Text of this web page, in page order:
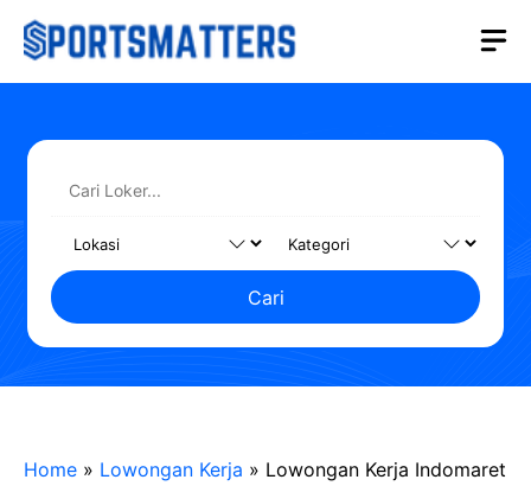
Langsung
Cari
Home » Lowongan Kerja » Lowongan Kerja Indomaret